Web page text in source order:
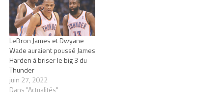
LeBron James et Dwyane
Wade auraient poussé James
Harden à briser le big 3 du
Thunder
juin 27, 2022
Dans "Actualités"